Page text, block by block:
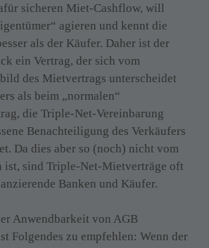
sicheren Miet-Cashflow, will
agieren und kennt die
als der Käufer. Daher ist der
ein Vertrag, der sich vom
des Mietvertrags unterscheidet
als beim „normalen“
die Triple-Net-Vereinbarung
Benachteiligung des Verkäufers
Da dies aber so (noch) nicht vom
ist, sind Triple-Net-Mietverträge oft
Banken und Käufer.
Anwendbarkeit von AGB
Folgendes zu empfehlen: Wenn der